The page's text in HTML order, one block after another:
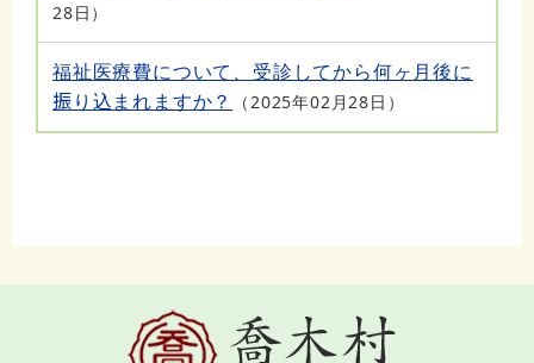
28日
福祉医療費について、受診してから何ヶ月後に
振り込まれますか？
2025年02月28日